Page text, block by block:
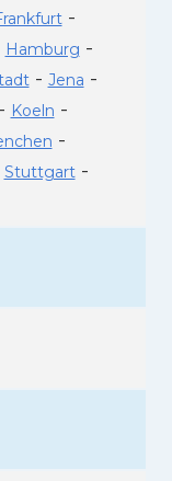
-
Hamburg -
- Jena -
- Koeln -
-
Stuttgart-